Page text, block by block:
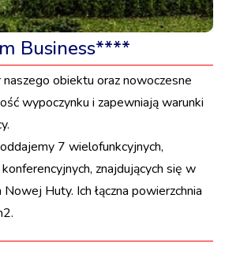
Business****
obiektu oraz nowoczesne
wypoczynku i zapewniają warunki
7 wielofunkcyjnych,
znajdujących się w
Huty. Ich łączna powierzchnia